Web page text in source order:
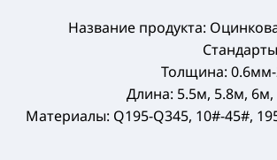
Название продукта:
Толщина: 0.6мм-
Длина: 5.5м, 5.8м,
Материалы: Q195-Q345, 10#-45#,